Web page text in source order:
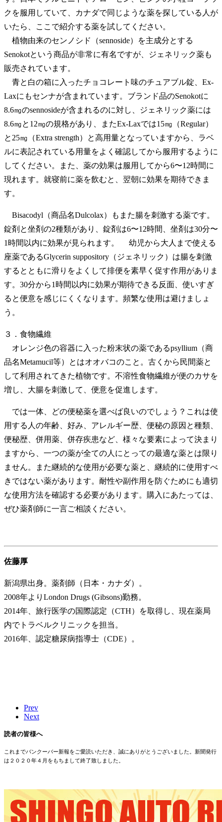
クを服用していて、カナダで同じような薬を探している人が
いたら、ここで紹介する薬を試してください。
植物由来のセンノシド（sennoside）を主成分とする
Senokotという商品が非常に有名ですが、ジェネリック薬も
販売されています。
青と白の箱に入ったチョコレート味のチュアブル錠、Ex-
Laxにもセンナが含まれています。ブランド品のSenokotに
8.6㎎のsennosideが含まれるのに対し、ジェネリック薬には
8.6㎎と12㎎の規格があり、またEx-Laxでは15㎎（Regular）
と25㎎（Extra strength）と高用量となっていますから、ラベ
ルに表記されている用量をよく確認してから服用するように
してください。また、薬の効果は服用してから6〜12時間に
現れます。就寝前に薬を飲むと、翌朝に効果を期待できま
す。
Bisacodyl（商品名Dulcolax）もまた腸を刺激する薬です。
錠剤と坐剤の2種類があり、錠剤は6〜12時間、坐剤は30分〜
1時間以内に効果が見られます。 幼児から大人まで使える
座薬であるGlycerin suppository（ジェネリック）は腸を刺激
するとともに滑りをよくして排便を素早く促す作用がありま
す。30分から1時間以内に効果が期待できる反面、使いすぎ
ると便意を感じにくくなります。頻繁な使用は避けましょ
う。
３．食物繊維
オレンジ色の容器に入った粉末状の薬であるpsyllium（商
品名Metamucil等）とはオオバコのこと。古くから民間薬と
して利用されてきた植物です。不溶性食物繊維が便のカサを
増し、大腸を刺激して、便意を促進します。
では一体、どの便秘薬を選べば良いのでしょう？これは使
用する人の年齢、好み、アレルギー歴、便秘の原因と種類、
便秘歴、併用薬、併存疾患など、様々な要素によって決まり
ますから、一つの薬が全ての人にとっての最適な薬とは限り
ません。また継続的な使用が必要な薬と、継続的に使用すべ
きではない薬があります。耐性や副作用を防ぐためにも適切
な使用方法を確認する必要があります。購入にあたっては、
ぜひ薬剤師に一言ご相談ください。
佐藤厚
新潟県出身。薬剤師（日本・カナダ）。
2008年よりLondon Drugs (Gibsons)勤務。
2014年、旅行医学の国際認定（CTH）を取得し、現在薬局
内でトラベルクリニックを担当。
2016年、認定糖尿病指導士（CDE）。
Prev
Next
読者の皆様へ
これまでバンクーバー新報をご愛読いただき、誠にありがとうございました。新聞発行
は２０２０年４月をもちまして終了致しました。